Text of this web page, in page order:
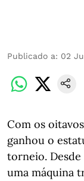
Publicado a: 02
Com os
ganhou o
torneio. Desde
uma máquina